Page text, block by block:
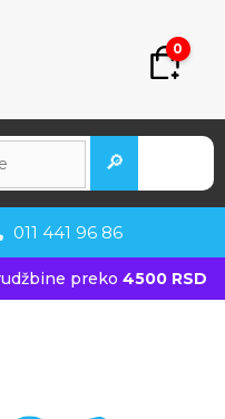
0
🔎
011 441 96 86
preko 4500 RSD